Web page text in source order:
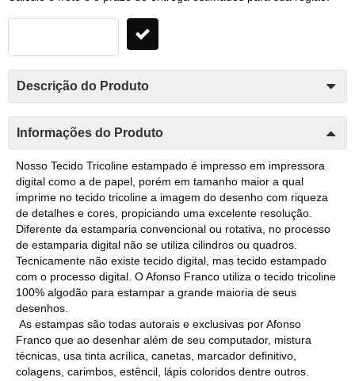
Descrição do Produto
Informações do Produto
Nosso Tecido Tricoline estampado é impresso em impressora
digital como a de papel, porém em tamanho maior a qual
imprime no tecido tricoline a imagem do desenho com riqueza
de detalhes e cores, propiciando uma excelente resolução.
Diferente da estamparia convencional ou rotativa, no processo
de estamparia digital não se utiliza cilindros ou quadros.
Tecnicamente não existe tecido digital, mas tecido estampado
com o processo digital. O Afonso Franco utiliza o tecido tricoline
100% algodão para estampar a grande maioria de seus
desenhos.
As estampas são todas autorais e exclusivas por Afonso
Franco que ao desenhar além de seu computador, mistura
técnicas, usa tinta acrílica, canetas, marcador definitivo,
colagens, carimbos, estêncil, lápis coloridos dentre outros.